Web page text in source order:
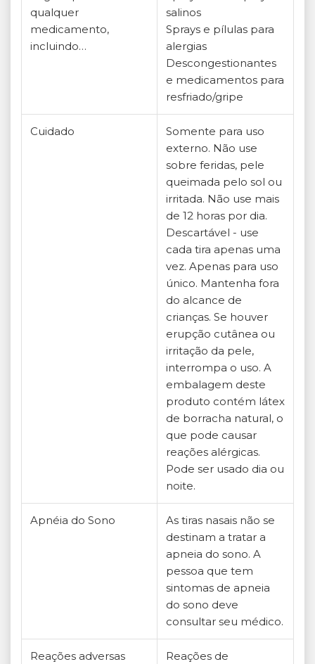
qualquer
medicamento,
incluindo…
salinos
Sprays e pílulas para
alergias
Descongestionantes
e medicamentos para
resfriado/gripe
Cuidado
Somente para uso
externo. Não use
sobre feridas, pele
queimada pelo sol ou
irritada. Não use mais
de 12 horas por dia.
Descartável - use
cada tira apenas uma
vez. Apenas para uso
único. Mantenha fora
do alcance de
crianças. Se houver
erupção cutânea ou
irritação da pele,
interrompa o uso. A
embalagem deste
produto contém látex
de borracha natural, o
que pode causar
reações alérgicas.
Pode ser usado dia ou
noite.
Apnéia do Sono
As tiras nasais não se
destinam a tratar a
apneia do sono. A
pessoa que tem
sintomas de apneia
do sono deve
consultar seu médico.
Reações adversas
Reações de